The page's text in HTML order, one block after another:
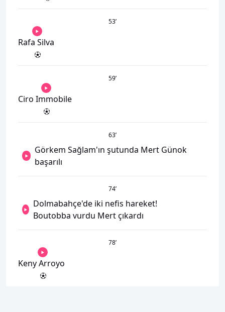
53’
Rafa Silva
59’
Ciro Immobile
63’
Görkem Sağlam'ın şutunda Mert Günok
başarılı
74’
Dolmabahçe'de iki nefis hareket!
Boutobba vurdu Mert çıkardı
78’
Keny Arroyo